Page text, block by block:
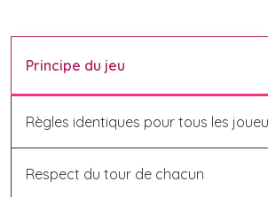
Principe du jeu
Règles identiques pour tous les
Respect du tour de chacun